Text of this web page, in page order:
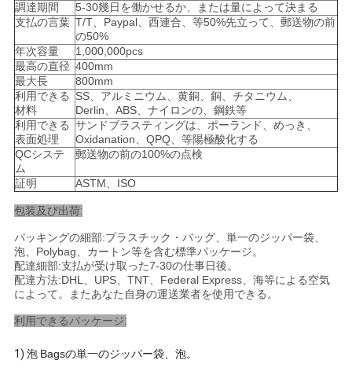
く
だ
さ
い
サ
イ
ト
マ
ッ
プ
調達期間
5-30幾日を働かせるか、または量によって決まる
支払の言葉 T/T、Paypal、西連合、等50%先立って、郵送物の前
の50%
年次容量
1,000,000pcs
最高の直径 400mm
最大長
800mm
利用できる
材料
SS、アルミニウム、黄銅、銅、チタニウム、
Derlin、ABS、ナイロンの、鋼鉄等
利用できる
表面処理
サンドブラスティングは、ポーランド、めっき、
Oxidanation、QPQ、等陽極酸化する
QCシステ
ム
郵送物の前の100%の点検
証明 ASTM、ISO
包装及び出荷:
パッキングの細部:プラスチック・バッグ、単一のジッパー袋、
泡、Polybag、カートン等を含む標準パッケージ。
配達細部:支払が受け取った7-30の仕事日後。
配達方法:DHL、UPS、TNT、Federal Express、海等による空気
によって。またあなた自身の運送業者を使用できる。
利用できるパッケージ:
1) 泡 Bagsの単一のジッパー袋、泡。